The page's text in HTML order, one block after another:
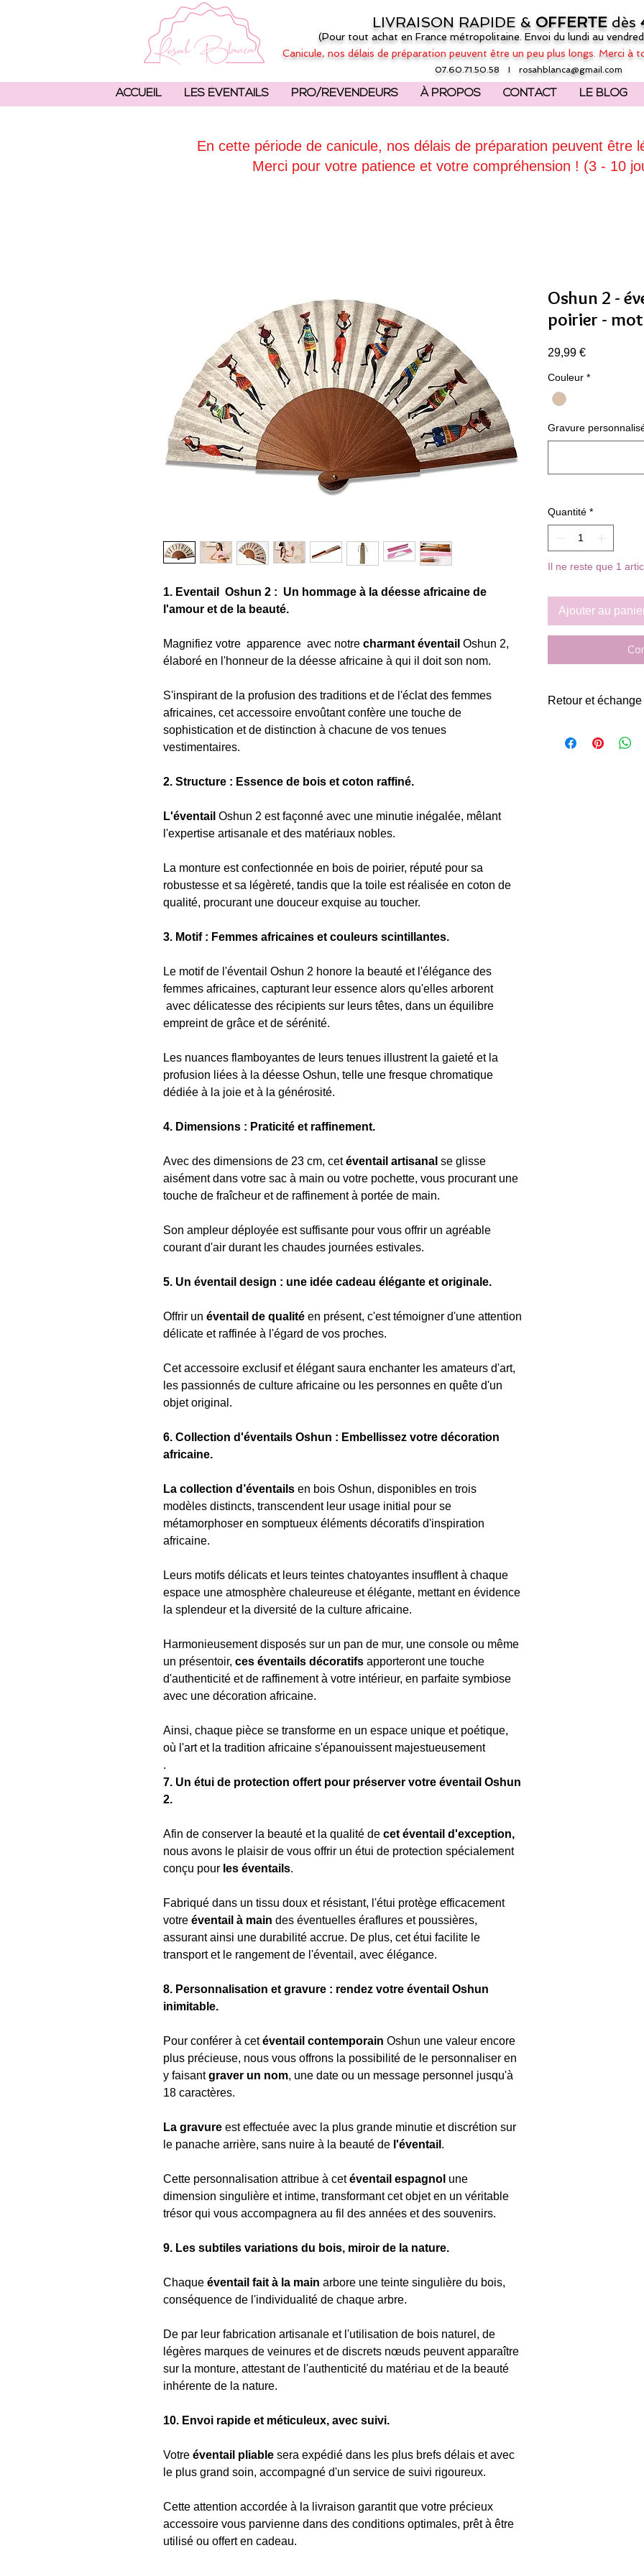
LIVRAISON RAPIDE & OFFERTE dès
(Pour tout achat en France métropolitaine. Envoi du lundi au
Canicule, nos délais de préparation peuvent être un peu plus longs. Merci à
07.60.71.50.58 I rosahblanca@gmail.com
ACCUEIL LES ÉVENTAILS PRO/REVENDEURS À PROPOS CONTACT LE BLOG
En cette période de canicule, nos délais de préparation peuvent être
Merci pour votre patience et votre compréhension ! (3 - 10
1. Eventail Oshun 2 : Un hommage à la déesse africaine de
l'amour et de la beauté.
Magnifiez votre apparence avec notre charmant éventail Oshun 2,
élaboré en l'honneur de la déesse africaine à qui il doit son nom.
S'inspirant de la profusion des traditions et de l'éclat des femmes
africaines, cet accessoire envoûtant confère une touche de
sophistication et de distinction à chacune de vos tenues
vestimentaires.
2. Structure : Essence de bois et coton raffiné.
L'éventail Oshun 2 est façonné avec une minutie inégalée, mêlant
l'expertise artisanale et des matériaux nobles.
La monture est confectionnée en bois de poirier, réputé pour sa
robustesse et sa légèreté, tandis que la toile est réalisée en coton de
qualité, procurant une douceur exquise au toucher.
3. Motif : Femmes africaines et couleurs scintillantes.
Le motif de l'éventail Oshun 2 honore la beauté et l'élégance des
femmes africaines, capturant leur essence alors qu'elles arborent
avec délicatesse des récipients sur leurs têtes, dans un équilibre
empreint de grâce et de sérénité.
Les nuances flamboyantes de leurs tenues illustrent la gaieté et la
profusion liées à la déesse Oshun, telle une fresque chromatique
dédiée à la joie et à la générosité.
4. Dimensions : Praticité et raffinement.
Avec des dimensions de 23 cm, cetéventail artisanal se glisse
aisément dans votre sac à main ou votre pochette, vous procurant une
touche de fraîcheur et de raffinement à portée de main.
Son ampleur déployée est suffisante pour vous offrir un agréable
courant d'air durant les chaudes journées estivales.
5. Un éventail design : une idée cadeau élégante et originale.
Offrir un éventail de qualité en présent, c'est témoigner d'une attention
délicate et raffinée à l'égard de vos proches.
Cet accessoire exclusif et élégant saura enchanter les amateurs d'art,
les passionnés de culture africaine ou les personnes en quête d'un
objet original.
6. Collection d'éventails Oshun : Embellissez votre décoration
africaine.
La collection d’éventails en bois Oshun, disponibles en trois
modèles distincts, transcendent leur usage initial pour se
métamorphoser en somptueux éléments décoratifs d'inspiration
africaine.
Leurs motifs délicats et leurs teintes chatoyantes insufflent à chaque
espace une atmosphère chaleureuse et élégante, mettant en évidence
la splendeur et la diversité de la culture africaine.
Harmonieusement disposés sur un pan de mur, une console ou même
un présentoir, ces éventails décoratifs apporteront une touche
d'authenticité et de raffinement à votre intérieur, en parfaite symbiose
avec une décoration africaine.
Ainsi, chaque pièce se transforme en un espace unique et poétique,
où l'art et la tradition africaine s'épanouissent majestueusement
.
7. Un étui de protection offert pour préserver votre éventail Oshun
2.
Afin de conserver la beauté et la qualité de cet éventail d'exception,
nous avons le plaisir de vous offrir un étui de protection spécialement
conçu pour les éventails.
Fabriqué dans un tissu doux et résistant, l'étui protège efficacement
votre éventail à main des éventuelles éraflures et poussières,
assurant ainsi une durabilité accrue. De plus, cet étui facilite le
transport et le rangement de l'éventail, avec élégance.
8. Personnalisation et gravure : rendez votre éventail Oshun
inimitable.
Pour conférer à cetéventail contemporain Oshun une valeur encore
plus précieuse, nous vous offrons la possibilité de le personnaliser en
y faisantgraver un nom, une date ou un message personnel jusqu'à
18 caractères.
La gravure est effectuée avec la plus grande minutie et discrétion sur
le panache arrière, sans nuire à la beauté de l'éventail .
Cette personnalisation attribue à cetéventail espagnol une
dimension singulière et intime, transformant cet objet en un véritable
trésor qui vous accompagnera au fil des années et des souvenirs.
9. Les subtiles variations du bois, miroir de la nature.
Chaque éventail fait à la main arbore une teinte singulière du bois,
conséquence de l'individualité de chaque arbre.
De par leur fabrication artisanale et l'utilisation de bois naturel, de
légères marques de veinures et de discrets nœuds peuvent apparaître
sur la monture, attestant de l'authenticité du matériau et de la beauté
inhérente de la nature.
10. Envoi rapide et méticuleux, avec suivi.
Votre éventail pliable sera expédié dans les plus brefs délais et avec
le plus grand soin, accompagné d'un service de suivi rigoureux.
Cette attention accordée à la livraison garantit que votre précieux
accessoire vous parvienne dans des conditions optimales, prêt à être
utilisé ou offert en cadeau.
Oshun 2 -
poirier -
29,99 €Prix
Couleur *
Gravure
Quantité *
Il ne reste que 1
Ajouter au
Retour et échange
la date de livraison.